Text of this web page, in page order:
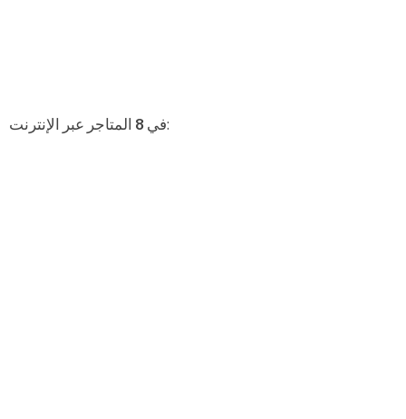
في8 المتاجر عبر الإنترنت: